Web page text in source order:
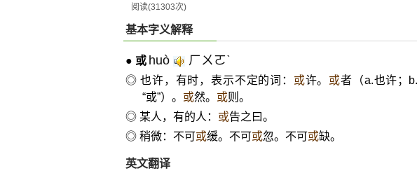
阅读(31303次)
基本字义解释
● 或 huò ㄏㄨㄛˋ
◎ 也许，有时，表示不定的词： 或许。 或者（a.也许；
“或”）。 或然。 或则。
◎ 某人，有的人： 或告之曰。
◎ 稍微：不可或缓。不可或忽。不可或缺。
英文翻译